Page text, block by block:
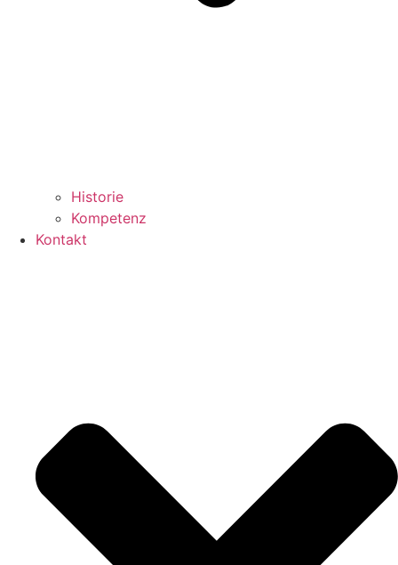
Historie
Kompetenz
Kontakt